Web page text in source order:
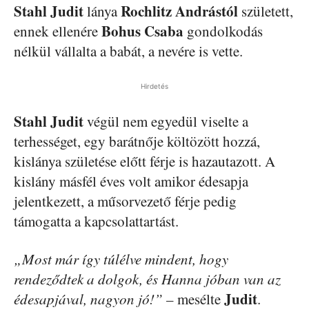
Stahl JuditlányaRochlitz Andrástól született,
ennek ellenéreBohus Csaba gondolkodás
nélkül vállalta a babát, a nevére is vette.
Hirdetés
Stahl Juditvégül nem egyedül viselte a
terhességet, egy barátnője költözött hozzá,
kislánya születése előtt férje is hazautazott. A
kislány másfél éves volt amikor édesapja
jelentkezett, a műsorvezető férje pedig
támogatta a kapcsolattartást.
„Most már így túlélve mindent, hogy
rendeződtek a dolgok, és Hanna jóban van az
édesapjával, nagyon jó!” – mesélteJudit.